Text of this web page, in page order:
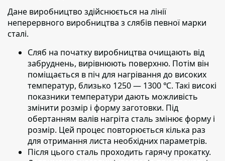
Дане виробництво здійснюється на лінії
неперервного виробництва з слябів певної марки
сталі.
Сляб на початку виробництва очищають від
забруднень, вирівнюють поверхню. Потім він
поміщається в піч для нагрівання до високих
температур, близько 1250 — 1300 ℃. Такі високі
показники температури дають можливість
змінити розмір і форму заготовки. Під
обертанням валів нагріта сталь змінює форму і
розмір. Цей процес повторюється кілька раз
для отримання листа необхідних параметрів.
Після цього сталь проходить гарячу прокатку.